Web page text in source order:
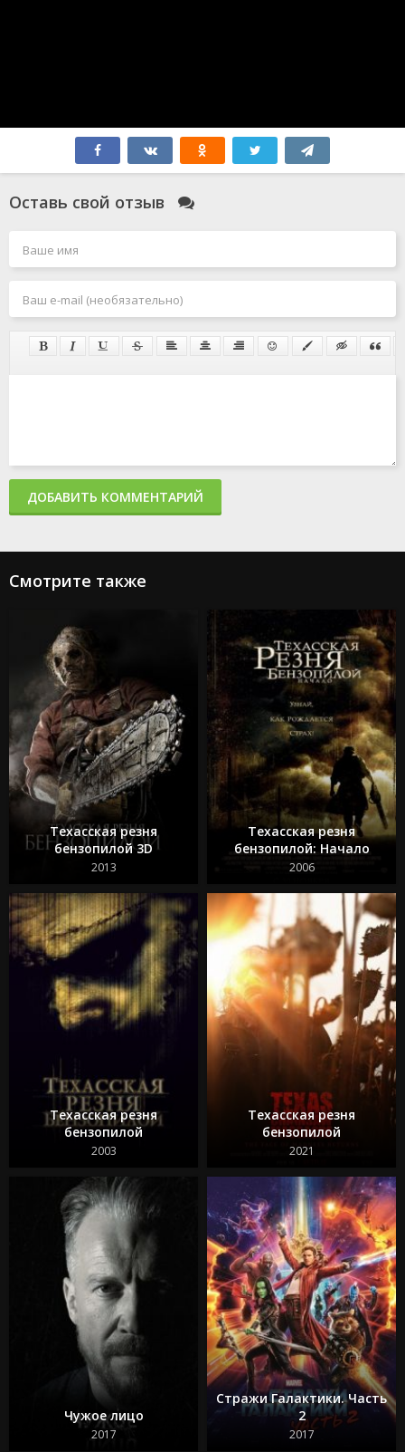
Оставь свой отзыв
ДОБАВИТЬ КОММЕНТАРИЙ
Смотрите также
Техасская резня
бензопилой 3D
2013
Техасская резня
бензопилой: Начало
2006
Техасская резня
бензопилой
2003
Техасская резня
бензопилой
2021
Чужое лицо
2017
Стражи Галактики. Часть
2
2017